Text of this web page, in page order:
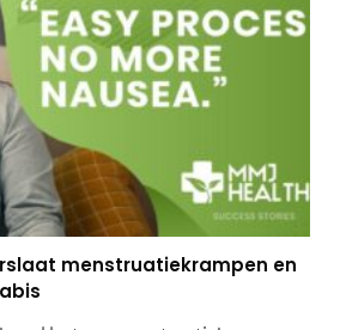
menstruatiekrampen en